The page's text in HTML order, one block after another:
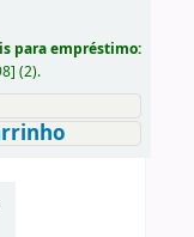
para empréstimo:
] (2).